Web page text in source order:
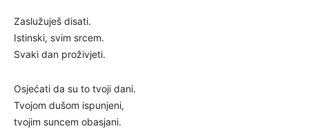
Zaslužuješ disati.
Istinski, svim srcem.
Svaki dan proživjeti.
Osjećati da su to tvoji dani.
Tvojom dušom ispunjeni,
tvojim suncem obasjani.